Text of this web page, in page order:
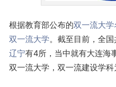
根据教育部公布的双一流大学
双一流大学。截至目前，全
辽宁有4所，当中就有大连海
双一流大学，双一流建设学科